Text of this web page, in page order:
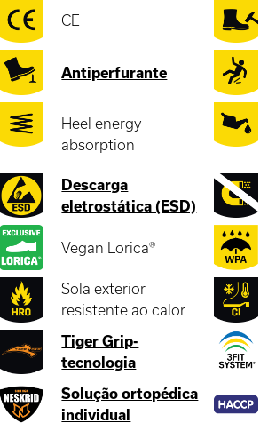
CE
Antiperfurante
Heel energy
absorption
Descarga
eletrostática (ESD)
Vegan Lorica®
Sola exterior
resistente ao calor
Tiger Grip-
tecnologia
Solução ortopédica
individual